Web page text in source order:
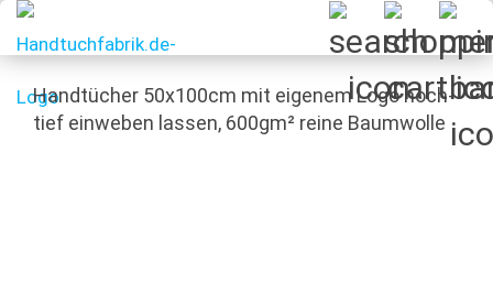
Handtücher 50x100cm mit eigenem Logo hoch-
tief einweben lassen, 600gm² reine Baumwolle